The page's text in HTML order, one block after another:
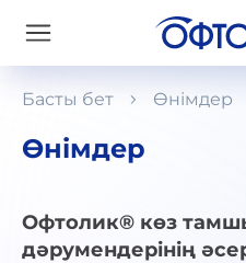
Басты бет Өнімдер
Өнімдер
Офтолик® көз
дәрумендерінің